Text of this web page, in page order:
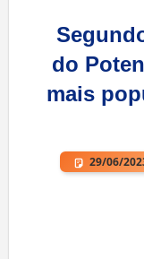
do
mais
29/06/